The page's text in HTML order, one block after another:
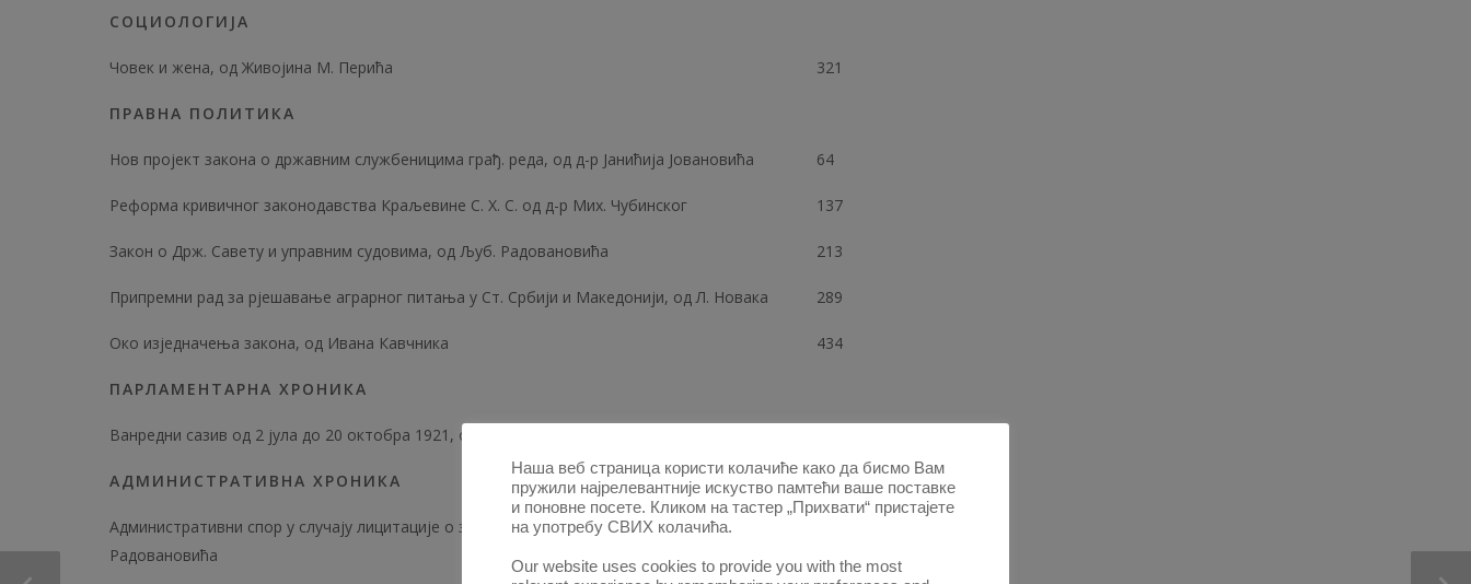
СОЦИОЛОГИЈА
Човек и жена, од Живојина М. Перића 321
ПРАВНА ПОЛИТИКА
Нов пројект закона о државним службеницима грађ. реда, од д-р Јанићија Јовановића 64
Реформа кривичног законодавства Краљевине С. X. С. од д-р Мих. Чубинског 137
Закон о Држ. Савету и управним судовима, од Љуб. Радовановића 213
Припремни рад за рјешавање аграрног питања у Ст. Србији и Македонији, од Л. Новака 289
Око изједначења закона, од Ивана Кавчника 434
ПАРЛАМЕНТАРНА ХРОНИКА
Ванредни сазив од 2 јула до 20 октобра 1921, од Слоб. Јовановића
АДМИНИСТРАТИВНА ХРОНИКА
Административни спор у случају лицитације о закупу државног имања, од Љуб.
Радовановића
Наша веб страница користи колачиће како да бисмо Вам
пружили најрелевантније искуство памтећи ваше поставке
и поновне посете. Кликом на тастер „Прихвати“ пристајете
на употребу СВИХ колачића.
Our website uses cookies to provide you with the most